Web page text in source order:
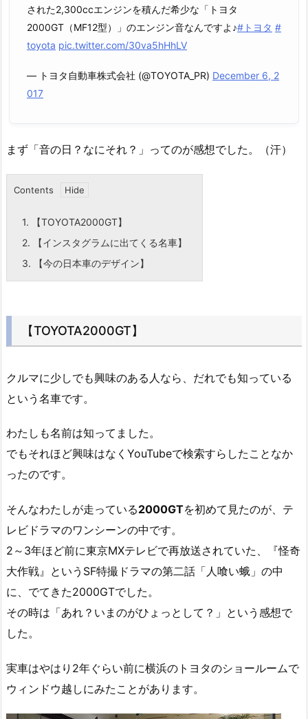
された2,300ccエンジンを積んだ希少な「トヨタ
2000GT（MF12型）」のエンジン音なんですよ♪#トヨタ #
toyota pic.twitter.com/30va5hHhLV
— トヨタ自動車株式会社 (@TOYOTA_PR) December 6, 2
017
まず「音の日？なにそれ？」ってのが感想でした。（汗）
Contents
1. 【TOYOTA2000GT】
2. 【インスタグラムに出てくる名車】
3. 【今の日本車のデザイン】
【TOYOTA2000GT】
クルマに少しでも興味のある人なら、だれでも知っている
という名車です。
わたしも名前は知ってました。
でもそれほど興味はなくYouTubeで検索すらしたことなか
ったのです。
そんなわたしが走っている2000GTを初めて見たのが、テ
レビドラマのワンシーンの中です。
2～3年ほど前に東京MXテレビで再放送されていた、『怪奇
大作戦』というSF特撮ドラマの第二話「人喰い蛾」の中
に、でてきた2000GTでした。
その時は「あれ？いまのがひょっとして？」という感想で
した。
実車はやはり2年ぐらい前に横浜のトヨタのショールームで
ウィンドウ越しにみたことがあります。